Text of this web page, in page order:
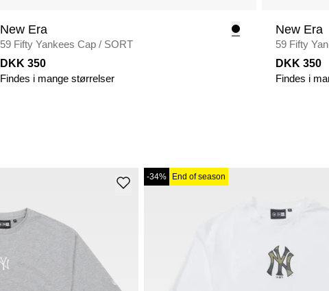
New Era
59 Fifty Yankees Cap / SORT
DKK 350
Findes i mange størrelser
New Era
59 Fifty
DKK 350
Findes i
-34% End of season